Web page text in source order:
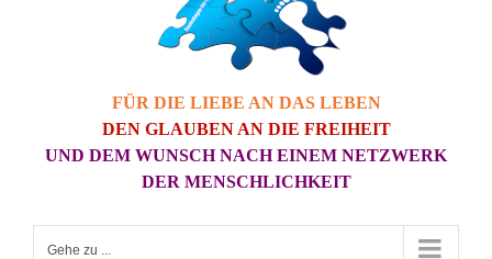
FÜR DIE LIEBE AN DAS LEBEN
DEN GLAUBEN AN DIE FREIHEIT
UND DEM WUNSCH NACH EINEM NETZWERK
DER MENSCHLICHKEIT
Gehe zu ...